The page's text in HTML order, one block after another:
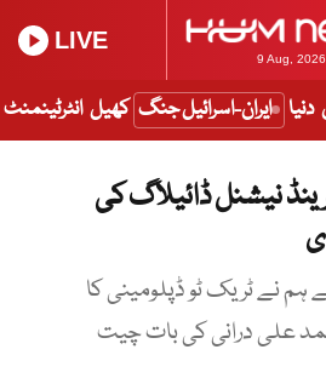
9 Aug, 2026
LIVE
دنیا ایران-اسرائیل جنگ کھیل انٹرٹینمنٹ
نیشنل ڈائیلاگ کی
ہم نے ٹریک ٹو ڈپلومینی کا
علی درانی کی بات چیت